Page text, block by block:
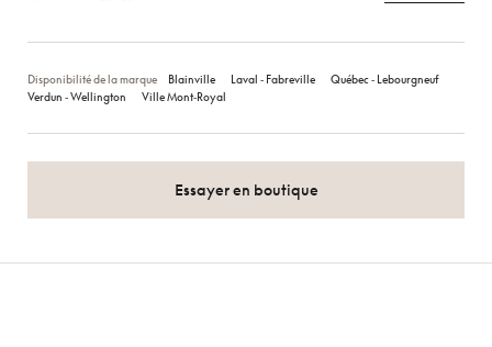
Disponibilité de la marque Blainville Laval ‑ Fabreville
Québec ‑ Lebourgneuf
Verdun ‑ Wellington
Ville Mont‑Royal
Essayer en boutique